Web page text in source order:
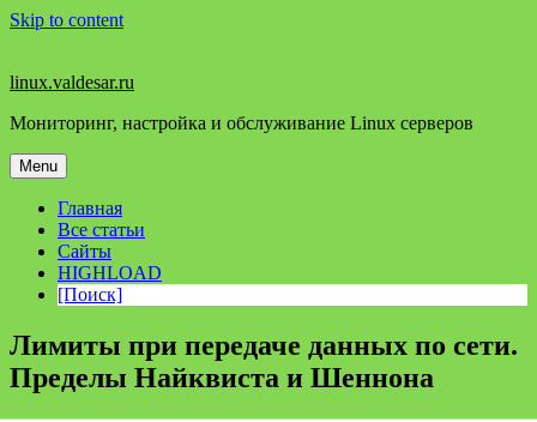
Skip to content
linux.valdesar.ru
Мониторинг, настройка и обслуживание Linux серверов
Menu
Главная
Все статьи
Сайты
HIGHLOAD
[Поиск]
Лимиты при передаче данных по сети.
Пределы Найквиста и Шеннона